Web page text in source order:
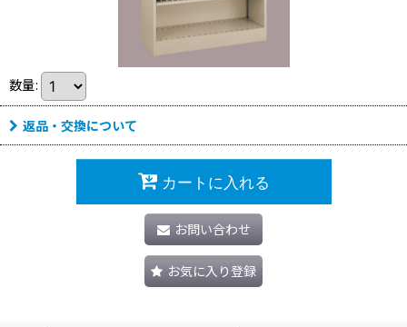
数量:
返品・交換について
カートに入れる
お問い合わせ
お気に入り登録